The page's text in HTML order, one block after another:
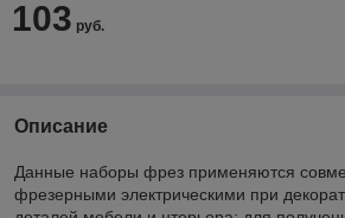
103 руб.
Описание
Данные наборы фрез применяются
фрезерными электрическими при